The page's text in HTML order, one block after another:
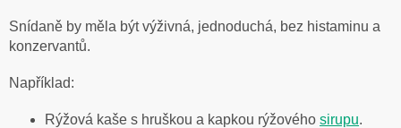
Snídaně by měla být výživná, jednoduchá, bez histaminu a
konzervantů.
Například:
Rýžová kaše s hruškou a kapkou rýžového sirupu.